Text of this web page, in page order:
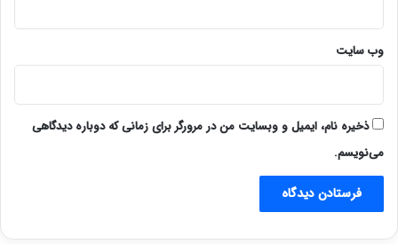
وب‌ سایت
ذخیره نام، ایمیل و وبسایت من در مرورگر برای زمانی که دوباره دیدگاهی
می‌نویسم.